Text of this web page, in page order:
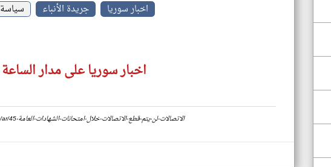
اخبار سوريا جريدة الأنباء سياسة
اخبار سوريا على مدار الساعة
https://www.klyoum.com/syria-news/ar/45-الاتصالات-لن-يتم-قطع-الاتصالات-خلال-امتحانات-الشهادات-العامة